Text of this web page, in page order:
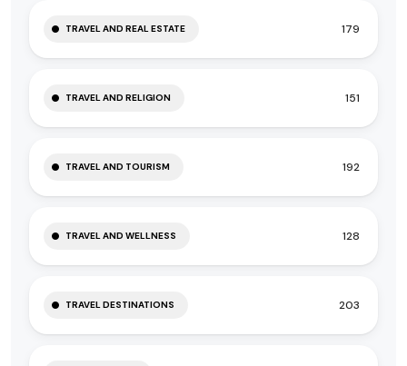
TRAVEL AND REAL ESTATE 179
TRAVEL AND RELIGION 151
TRAVEL AND TOURISM 192
TRAVEL AND WELLNESS 128
TRAVEL DESTINATIONS 203